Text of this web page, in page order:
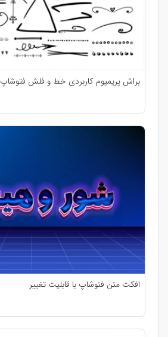
براش پریمیوم کاربردی خط و فلش فتوشاپ 45 عددی
افکت متن فتوشاپ با قابلیت تغییر